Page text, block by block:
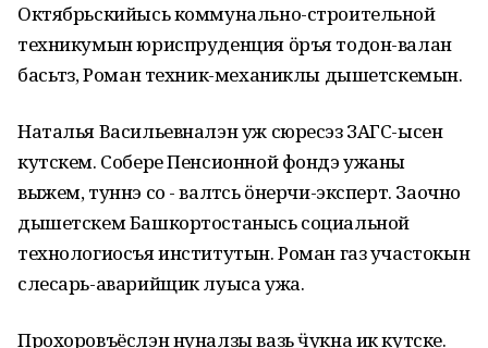
Октябрьскийысь коммунально-строительной
техникумын юриспруденция ӧръя тодон-валан
басьтӥз, Роман техник-механиклы дышетскемын.
Наталья Васильевналэн уж сюресэз ЗАГС-ысен
кутскем. Собере Пенсионной фондэ ужаны
выжем, туннэ со - валтӥсь ӧнерчи-эксперт. Заочно
дышетскем Башкортостанысь социальной
технологиосъя институтын. Роман газ участокын
слесарь-аварийщик луыса ужа.
Прохоровъёслэн нуналзы вазь ӵукна ик кутске.